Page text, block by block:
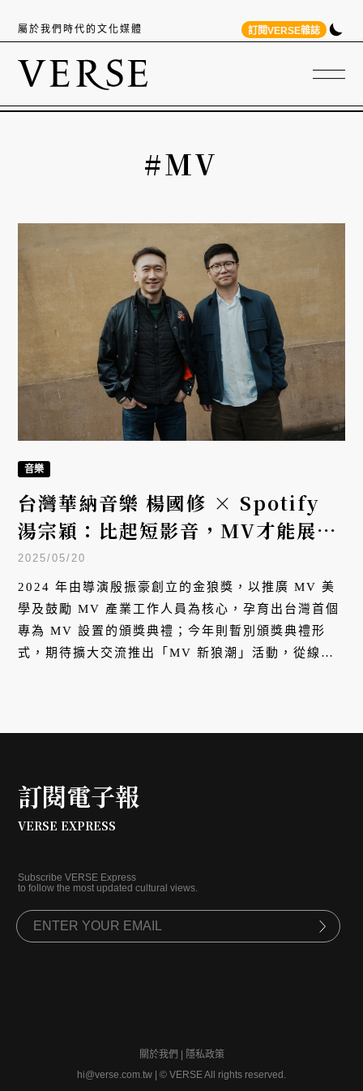
屬於我們時代的文化媒體 訂閱VERSE雜誌
#MV
音樂
台灣華納音樂 楊國修 × Spotify
湯宗穎：比起短影音，MV才能展現
更多創意、說更多事
2025/05/20
2024 年由導演殷振豪創立的金狼獎，以推廣 MV 美
學及鼓勵 MV 產業工作人員為核心，孕育出台灣首個
專為 MV 設置的頒獎典禮；今年則暫別頒獎典禮形
式，期待擴大交流推出「MV 新狼潮」活動，從線上
大中華區負責人湯宗穎，透過兩位對談，了解短影音
興起後的 MV 未來。
訂閱電子報
VERSE EXPRESS
Subscribe VERSE Express
to follow the most updated cultural views.
關於我們
隱私政策
hi@verse.com.tw
© VERSE All rights reserved.